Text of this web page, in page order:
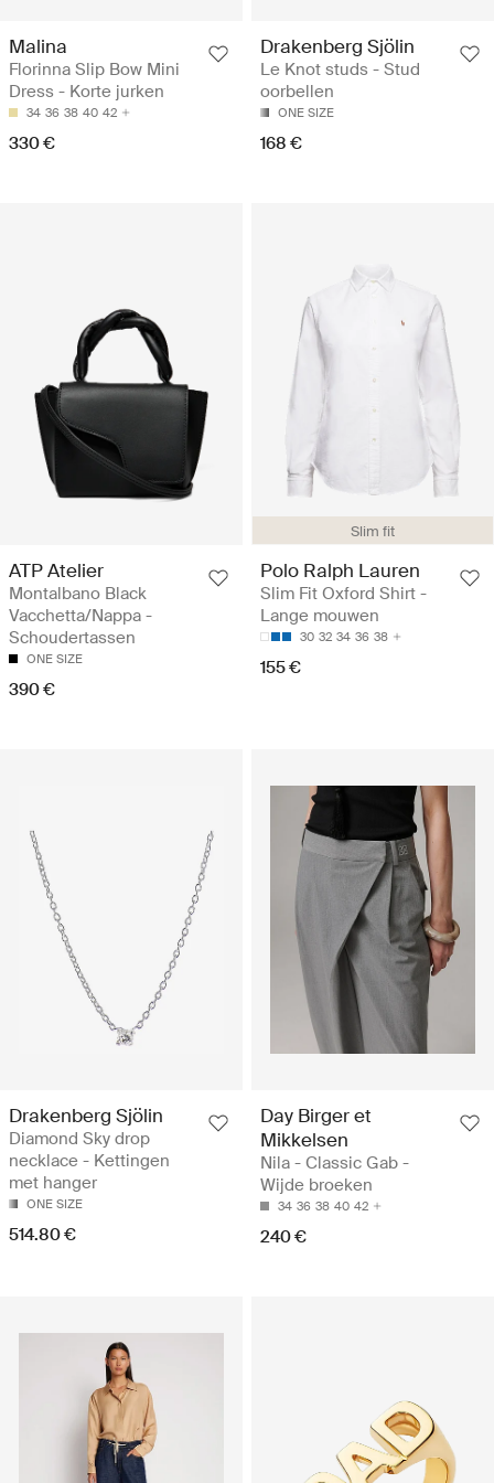
Malina
Florinna Slip Bow Mini
Dress - Korte jurken
34 36 38 40 42
330 €
Drakenberg Sjölin
Le Knot studs - Stud
oorbellen
ONE SIZE
168 €
ATP Atelier
Montalbano Black
Vacchetta/Nappa -
Schoudertassen
ONE SIZE
390 €
Slim fit
Polo Ralph Lauren
Slim Fit Oxford Shirt -
Lange mouwen
30 32 34 36 38
155 €
Drakenberg Sjölin
Diamond Sky drop
necklace - Kettingen
met hanger
ONE SIZE
514.80 €
Day Birger et
Mikkelsen
Nila - Classic Gab -
Wijde broeken
34 36 38 40 42
240 €